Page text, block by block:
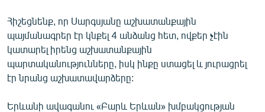
Русский
ՀԵՏԵՎԵՔ ՄԵԶ
Հիշեցնենք, որ Սարգսյանը աշխատանքային
պայմանագրեր էր կնքել 4 անձանց հետ, ովքեր չէին
կատարել իրենց աշխատանքային
պարտականությունները, իսկ ինքը ստացել և յուրացրել
էր նրանց աշխատավարձերը:
Երևանի ավագանու «Բարև Երևան» խմբակցության